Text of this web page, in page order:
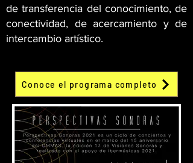
de transferencia del conocimiento, de
conectividad, de acercamiento y de
intercambio artístico.
Conoce el programa completo